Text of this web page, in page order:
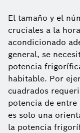
El tamaño y el
cruciales a la
acondicionado
general, se
potencia
habitable. Por
cuadrados
potencia de entre
es solo una
la potencia